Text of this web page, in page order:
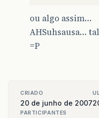
ou algo assim…
AHSuhsausa…
=P
CRIADO
20 de junho de 2007
PARTICIPANTES